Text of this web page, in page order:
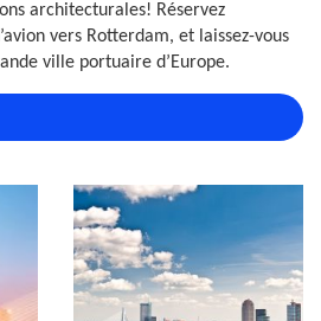
architecturales! Réservez
vers Rotterdam, et laissez-vous
ville portuaire d’Europe.